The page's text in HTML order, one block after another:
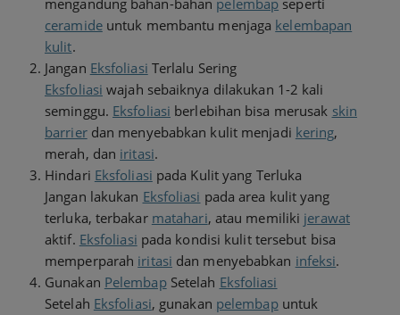
mengandung bahan-bahan pelembap seperti
ceramideuntuk membantu menjaga kelembapan
kulit.
Jangan Eksfoliasi Terlalu Sering
Eksfoliasi wajah sebaiknya dilakukan 1-2 kali
seminggu. Eksfoliasi berlebihan bisa merusak skin
barrierdan menyebabkan kulit menjadi kering,
merah, dan iritasi.
Hindari Eksfoliasi pada Kulit yang Terluka
Jangan lakukan Eksfoliasi pada area kulit yang
terluka, terbakar matahari, atau memiliki jerawat
aktif. Eksfoliasi pada kondisi kulit tersebut bisa
memperparah iritasi dan menyebabkan infeksi.
Gunakan PelembapSetelah Eksfoliasi
Setelah Eksfoliasi, gunakan pelembapuntuk